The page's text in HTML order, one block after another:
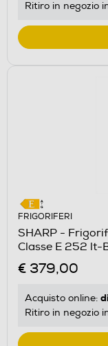
Ritiro in negozio
FRIGORIFERI
SHARP -
Classe E 252 lt-
€ 379,00
Acquisto online:
Ritiro in negozio